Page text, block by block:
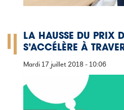
LA HAUSSE DU PRIX
S’ACCÉLÈRE À
Mardi 17 juillet 2018 - 10:06